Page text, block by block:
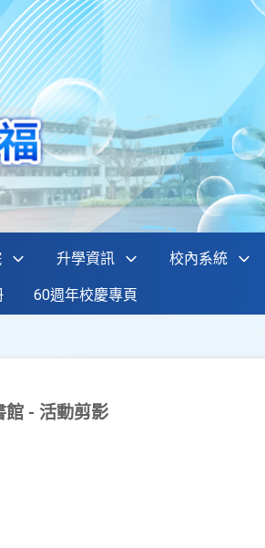
升學資訊 校內系統
60週年校慶專頁
館 - 活動剪影